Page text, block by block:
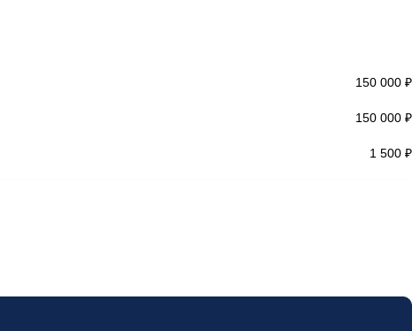
150 000 ₽
150 000 ₽
1 500 ₽